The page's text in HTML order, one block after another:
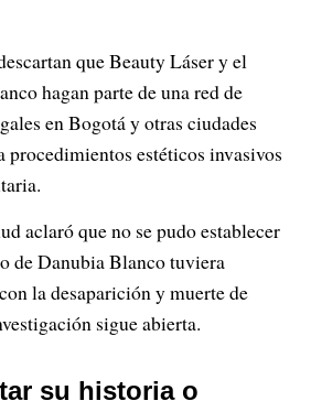
que Beauty Láser y el
hagan parte de una red de
en Bogotá y otras ciudades
procedimientos estéticos invasivos
aclaró que no se pudo establecer
de Danubia Blanco tuviera
la desaparición y muerte de
sigue abierta.
su historia o